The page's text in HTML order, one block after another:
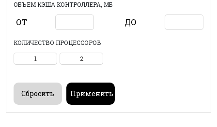
ОБЪЕМ КЭША КОНТРОЛЛЕРА, МБ
ОТ ДО
КОЛИЧЕСТВО ПРОЦЕССОРОВ
1 2